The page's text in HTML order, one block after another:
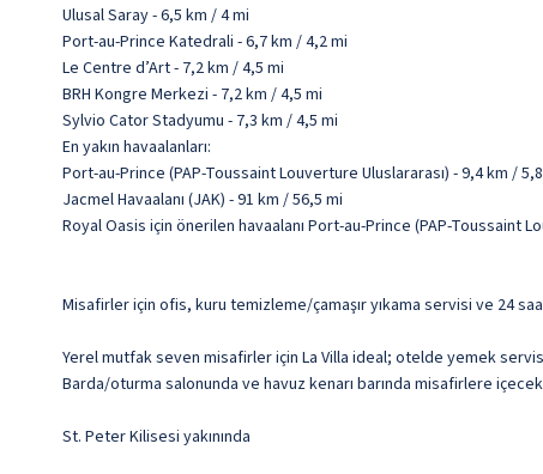
Ulusal Saray - 6,5 km / 4 mi
Port-au-Prince Katedrali - 6,7 km / 4,2 mi
Le Centre d’Art - 7,2 km / 4,5 mi
BRH Kongre Merkezi - 7,2 km / 4,5 mi
Sylvio Cator Stadyumu - 7,3 km / 4,5 mi
En yakın havaalanları:
Port-au-Prince (PAP-Toussaint Louverture Uluslararası) - 9,4 km /
Jacmel Havaalanı (JAK) - 91 km / 56,5 mi
Royal Oasis için önerilen havaalanı Port-au-Prince (PAP-Toussaint
Misafirler için ofis, kuru temizleme/çamaşır yıkama servisi ve 24
Yerel mutfak seven misafirler için La Villa ideal; otelde yemek
Barda/oturma salonunda ve havuz kenarı barında misafirlere
St. Peter Kilisesi yakınında